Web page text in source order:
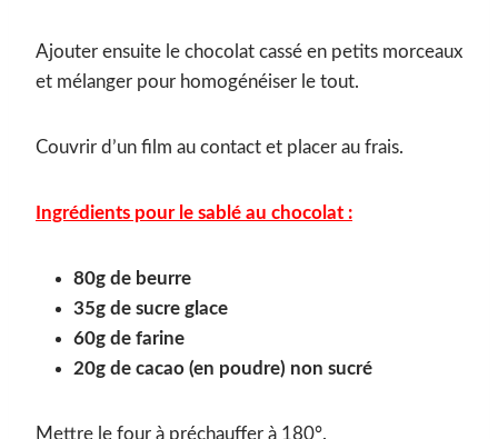
Ajouter ensuite le chocolat cassé en petits morceaux
et mélanger pour homogénéiser le tout.
Couvrir d’un film au contact et placer au frais.
Ingrédients pour le sablé au chocolat :
80g de beurre
35g de sucre glace
60g de farine
20g de cacao (en poudre) non sucré
Mettre le four à préchauffer à 180°.